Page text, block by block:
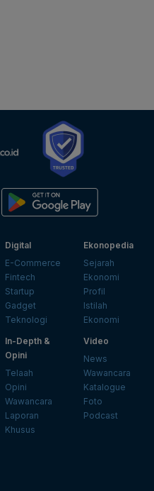
Digital
E-Commerce
Fintech
Startup
Gadget
Teknologi
Ekonopedia
Sejarah
Ekonomi
Profil
Istilah
Ekonomi
In-Depth &
Opini
Telaah
Opini
Wawancara
Laporan
Khusus
Video
News
Wawancara
Katalogue
Foto
Podcast